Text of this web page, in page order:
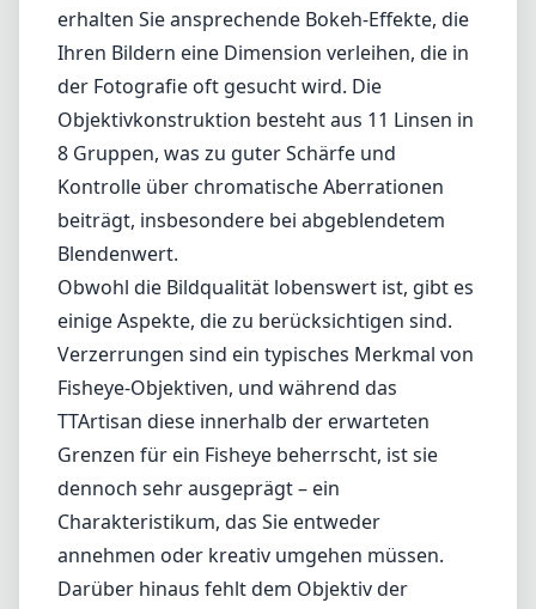
erhalten Sie ansprechende Bokeh-Effekte, die
Ihren Bildern eine Dimension verleihen, die in
der Fotografie oft gesucht wird. Die
Objektivkonstruktion besteht aus 11 Linsen in
8 Gruppen, was zu guter Schärfe und
Kontrolle über chromatische Aberrationen
beiträgt, insbesondere bei abgeblendetem
Blendenwert.
Obwohl die Bildqualität lobenswert ist, gibt es
einige Aspekte, die zu berücksichtigen sind.
Verzerrungen sind ein typisches Merkmal von
Fisheye-Objektiven, und während das
TTArtisan diese innerhalb der erwarteten
Grenzen für ein Fisheye beherrscht, ist sie
dennoch sehr ausgeprägt – ein
Charakteristikum, das Sie entweder
annehmen oder kreativ umgehen müssen.
Darüber hinaus fehlt dem Objektiv der